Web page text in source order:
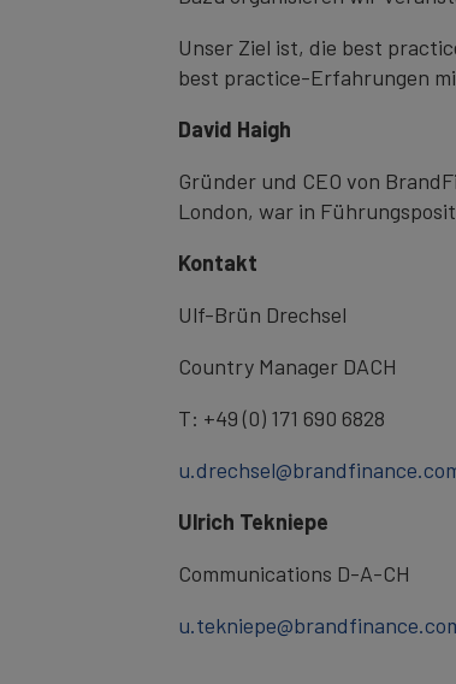
Unser Ziel ist, die best
best practice-Erfahrungen
David Haigh
Gründer und CEO von
London, war in
Kontakt
Ulf-Brün Drechsel
Country Manager DACH
T: +49 (0) 171 690 6828
Ulrich Tekniepe
Communications D-A-CH